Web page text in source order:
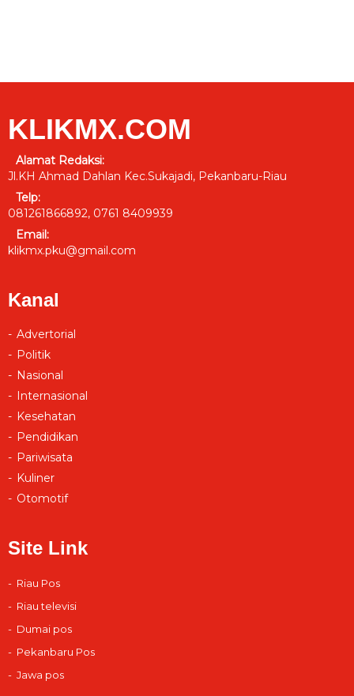
KLIKMX.COM
Alamat Redaksi:
Jl.KH Ahmad Dahlan Kec.Sukajadi, Pekanbaru-Riau
Telp:
081261866892, 0761 8409939
Email:
klikmx.pku@gmail.com
Kanal
Advertorial
Politik
Nasional
Internasional
Kesehatan
Pendidikan
Pariwisata
Kuliner
Otomotif
Site Link
Riau Pos
Riau televisi
Dumai pos
Pekanbaru Pos
Jawa pos